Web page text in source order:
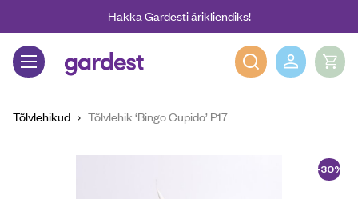
Liigu edasi põhisisu juurdeHakka Gardesti ärikliendiks!
Gardest
Tõlvlehikud Tõlvlehik ‘Bingo Cupido’ P17
-30%